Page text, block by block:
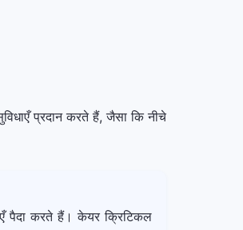
प्रदान करते हैं, जैसा कि नीचे
पैदा करते हैं। केयर क्रिटिकल